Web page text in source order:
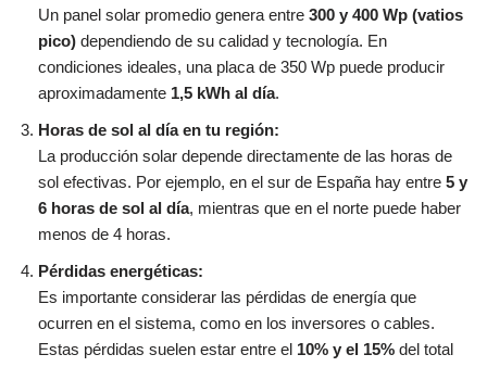
Un panel solar promedio genera entre 300 y 400 Wp (vatios
pico) dependiendo de su calidad y tecnología. En
condiciones ideales, una placa de 350 Wp puede producir
aproximadamente 1,5 kWh al día.
Horas de sol al día en tu región:
La producción solar depende directamente de las horas de
sol efectivas. Por ejemplo, en el sur de España hay entre 5 y
6 horas de sol al día, mientras que en el norte puede haber
menos de 4 horas.
Pérdidas energéticas:
Es importante considerar las pérdidas de energía que
ocurren en el sistema, como en los inversores o cables.
Estas pérdidas suelen estar entre el 10% y el 15% del total